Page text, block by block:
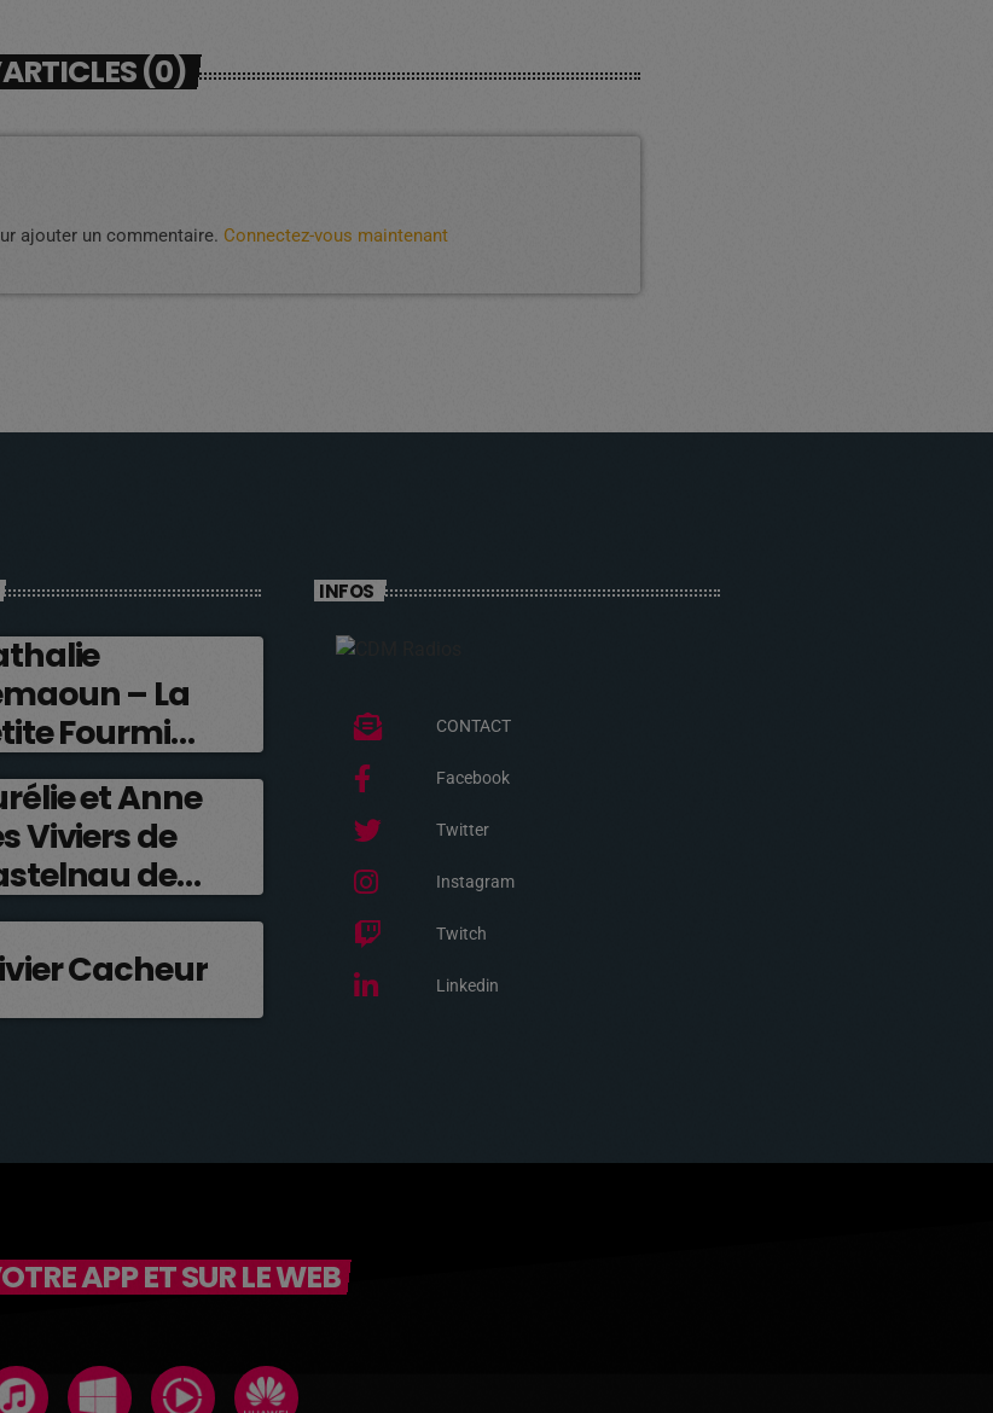
(0)
ajouter un commentaire. Connectez-vous maintenant
– La
Fourmi
et Anne
Viviers de
de
Cacheur
INFOS
CONTACT
Facebook
Twitter
Instagram
Twitch
Linkedin
APP ET SUR LE WEB